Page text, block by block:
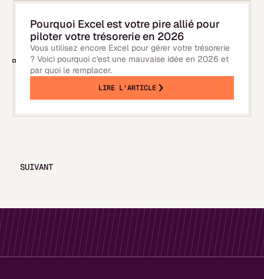
Pourquoi Excel est votre pire allié pour
piloter votre trésorerie en 2026
Vous utilisez encore Excel pour gérer votre trésorerie
? Voici pourquoi c'est une mauvaise idée en 2026 et
par quoi le remplacer.
LIRE L'ARTICLE
SUIVANT